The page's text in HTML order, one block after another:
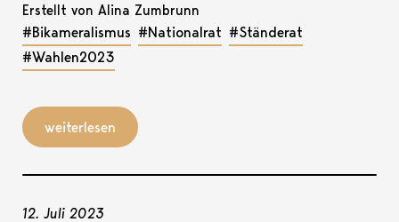
Erstellt von Alina Zumbrunn
#Bikameralismus #Nationalrat #Ständerat
#Wahlen2023
weiterlesen
12. Juli 2023